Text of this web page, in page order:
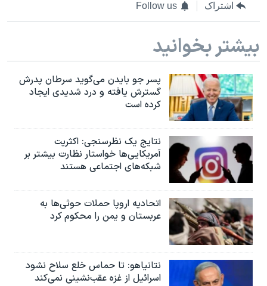
سفر پرزیدنت ترامپ به چین
اشتراک Follow us
بیشتر بخوانید
پسر جو بایدن می‌گوید سرطان پدرش
گسترش یافته و درد شدیدی ایجاد
کرده است
نتایج یک نظرسنجی: اکثریت
آمریکایی‌ها خواستار نظارت بیشتر بر
شبکه‌های اجتماعی هستند
اتحادیه اروپا حملات حوثی‌ها به
عربستان و یمن را محکوم کرد
نتانیاهو: تا حماس خلع سلاح نشود
اسرائیل از غزه عقب‌نشینی نمی‌کند